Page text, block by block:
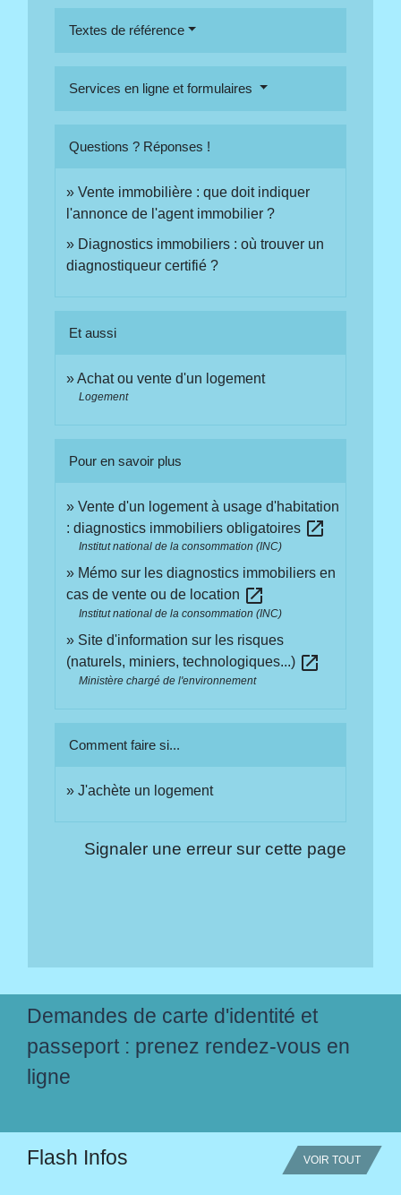
Textes de référence
Services en ligne et formulaires
Questions ? Réponses !
Vente immobilière : que doit indiquer
l'annonce de l'agent immobilier ?
Diagnostics immobiliers : où trouver un
diagnostiqueur certifié ?
Et aussi
Achat ou vente d'un logement
Logement
Pour en savoir plus
Vente d'un logement à usage d'habitation
: diagnostics immobiliers obligatoires open_in_new
Institut national de la consommation (INC)
Mémo sur les diagnostics immobiliers en
cas de vente ou de location open_in_new
Institut national de la consommation (INC)
Site d'information sur les risques
(naturels, miniers, technologiques...) open_in_new
Ministère chargé de l'environnement
Comment faire si...
J'achète un logement
Signaler une erreur sur cette page
Demandes de carte d'identité et
passeport : prenez rendez-vous en
ligne
Flash Infos VOIR TOUT